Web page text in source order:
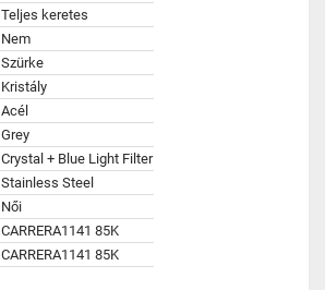
Teljes keretes
Nem
Szürke
Kristály
Acél
Grey
Crystal + Blue Light Filter
Stainless Steel
Női
CARRERA1141 85K
CARRERA1141 85K